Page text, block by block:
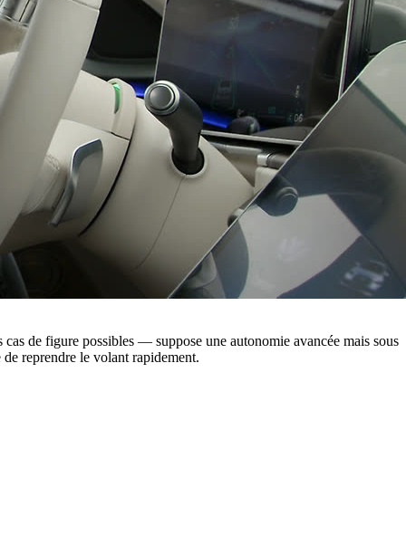
de figure possibles — suppose une autonomie avancée mais sous
reprendre le volant rapidement.